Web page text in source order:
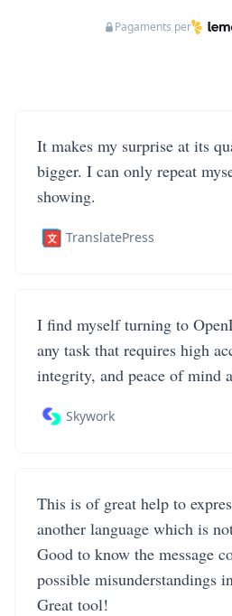
Pagaments per
It makes my surprise at its
bigger. I can only repeat
showing.
TranslatePress
I find myself turning to
any task that requires high
integrity, and peace of mind
Skywork
This is of great help to
another language which is
Good to know the message
possible misunderstandings
Great tool!